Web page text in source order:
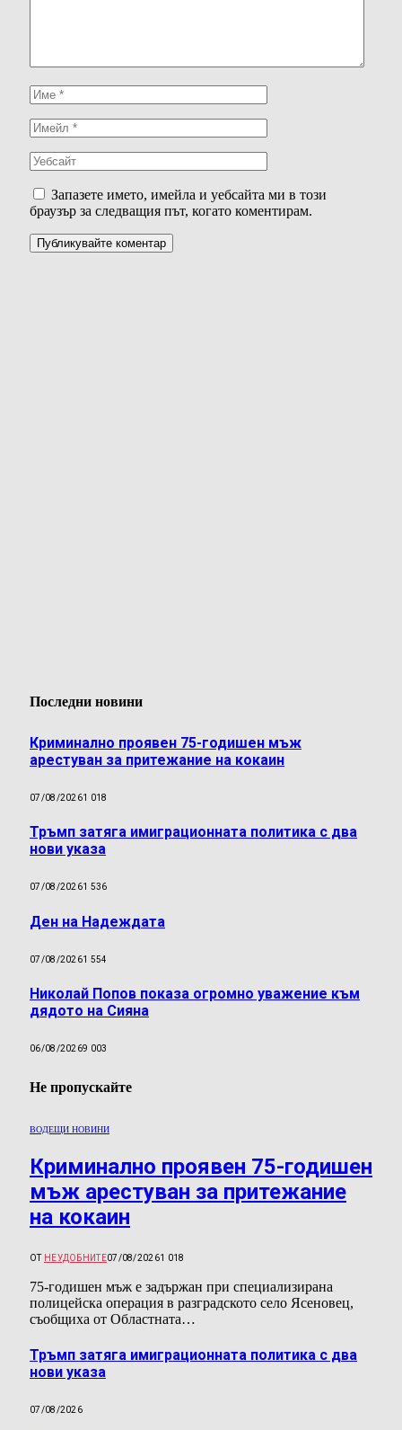
Запазете името, имейла и уебсайта ми в този
браузър за следващия път, когато коментирам.
Последни новини
Криминално проявен 75-годишен мъж
арестуван за притежание на кокаин
07/08/20261 018
Тръмп затяга имиграционната политика с два
нови указа
07/08/20261 536
Ден на Надеждата
07/08/20261 554
Николай Попов показа огромно уважение към
дядото на Сияна
06/08/20269 003
Не пропускайте
ВОДЕЩИ НОВИНИ
Криминално проявен 75-годишен
мъж арестуван за притежание
на кокаин
ОТ НЕУДОБНИТЕ07/08/20261 018
75-годишен мъж е задържан при специализирана
полицейска операция в разградското село Ясеновец,
съобщиха от Областната…
Тръмп затяга имиграционната политика с два
нови указа
07/08/2026